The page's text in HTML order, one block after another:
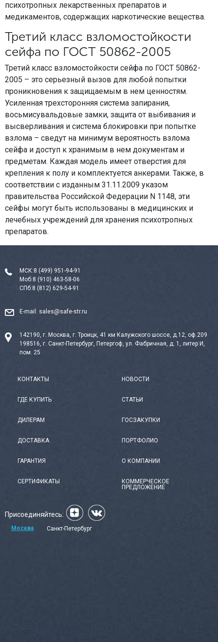
психотропных лекарственных препаратов и
медикаментов, содержащих наркотические вещества.
Третий класс взломостойкости
сейфа по ГОСТ 50862-2005
Третий класс взломостойкости сейфа по ГОСТ 50862-
2005 – это серьезный вызов для любой попытки
проникновения к защищаемым в нем ценностям.
Усиленная трехсторонняя система запирания,
восьмисувальдовые замки, защита от выбивания и
высверливания и система блокировки при попытке
взлома – сведут на минимум вероятность взлома
сейфа и доступ к хранимым в нем документам и
предметам. Каждая модель имеет отверстия для
крепления к полу и комплектуется анкерами. Также, в
соответствии с изданным 31.11.2009 указом
правительства Российской Федерации N 1148, эти
сейфы могут быть использованы в медицинских и
лечебных учреждений для хранения психотропных
препаратов.
МСК:8 (499) 951-94-91
Моб:8 (910) 463-58-06
СПб:8 (812) 629-54-91
E-mail: sales@safe-str.ru
142190, г. Москва, г. Троицк, 41 км Калужского шоссе, д.12, оф.209
198516, г. Санкт-Петербург, Петергоф, ул. Фабричная, д. 1, литер И,
пом. 25
КОНТАКТЫ
ГДЕ КУПИТЬ
ДИЛЕРАМ
ДОСТАВКА
ГАРАНТИЯ
СЕРТИФИКАТЫ
НОВОСТИ
СТАТЬИ
ГОСЗАКУПКИ
ПОРТФОЛИО
О КОМПАНИИ
КОММЕРЧЕСКОЕ
ПРЕДЛОЖЕНИЕ
Присоединяйтесь:
Москва Санкт-Петербург